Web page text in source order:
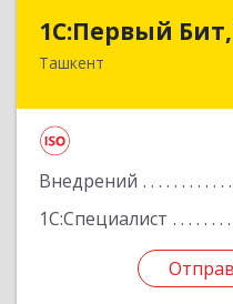
1C:Первый
Ташкент
Внедрений
1С:Специалист
г. Ташкент,